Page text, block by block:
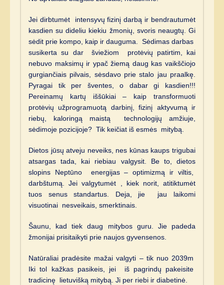
Jei dirbtumėt intensyvų fizinį darbą ir bendrautumėt
kasdien su dideliu kiekiu žmonių, svoris neaugtų. Gi
sėdit prie kompo, kaip ir dauguma. Sėdimas darbas
susikerta su dar šviežiom protėvių patirtim, kai
nebuvo maksimų ir ypač žiemą daug kas vaikščiojo
gurgiančiais pilvais, sėsdavo prie stalo jau praalkę.
Pyragai tik per šventes, o dabar gi kasdien!!!
Pereinamų kartų iššūkiai – kaip transformuoti
protėvių užprogramuotą darbinį, fizinį aktyvumą ir
riebų, kaloringą maistą technologijų amžiuje,
sėdimoje pozicijoje? Tik keičiat iš esmės mitybą.
Dietos jūsų atveju neveiks, nes kūnas kaups trigubai
atsargas tada, kai riebiau valgysit. Be to, dietos
slopins Neptūno energijas – optimizmą ir viltis,
darbštumą. Jei valgytumėt , kiek norit, atitiktumėt
tuos senus standartus. Deja, jie jau laikomi
visuotinai nesveikais, smerktinais.
Šaunu, kad tiek daug mitybos guru. Jie padeda
žmonijai prisitaikyti prie naujos gyvensenos.
Natūraliai pradėsite mažai valgyti – tik nuo 2039m
Iki tol kažkas pasikeis, jei iš pagrindų pakeisite
tradicinę lietuvišką mitybą. Ji per riebi ir diabetinė.